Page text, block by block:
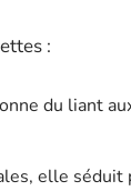
:
du liant
elle séduit